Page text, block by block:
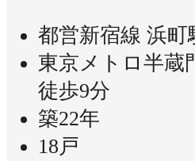
都営新宿線 浜町
東京メトロ半蔵
徒歩9分
築22年
18戸